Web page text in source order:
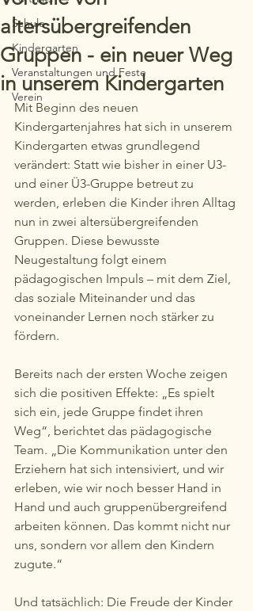
Schule
Kindergarten
Veranstaltungen und Feste
Verein
altersübergreifenden
Gruppen - ein neuer Weg
in unserem Kindergarten
Mit Beginn des neuen
Kindergartenjahres hat sich in unserem
Kindergarten etwas grundlegend
verändert: Statt wie bisher in einer U3-
und einer Ü3-Gruppe betreut zu
werden, erleben die Kinder ihren Alltag
nun in zwei altersübergreifenden
Gruppen. Diese bewusste
Neugestaltung folgt einem
pädagogischen Impuls – mit dem Ziel,
das soziale Miteinander und das
voneinander Lernen noch stärker zu
fördern.
Bereits nach der ersten Woche zeigen
sich die positiven Effekte: „Es spielt
sich ein, jede Gruppe findet ihren
Weg“, berichtet das pädagogische
Team. „Die Kommunikation unter den
Erziehern hat sich intensiviert, und wir
erleben, wie wir noch besser Hand in
Hand und auch gruppenübergreifend
arbeiten können. Das kommt nicht nur
uns, sondern vor allem den Kindern
zugute.“
Und tatsächlich: Die Freude der Kinder